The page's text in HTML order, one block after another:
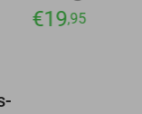
€19,95